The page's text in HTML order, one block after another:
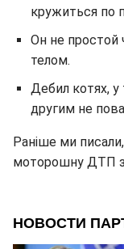
кружиться по
Он не простой
телом.
Дебил котях, у
другим не
Раніше ми
моторошну ДТП